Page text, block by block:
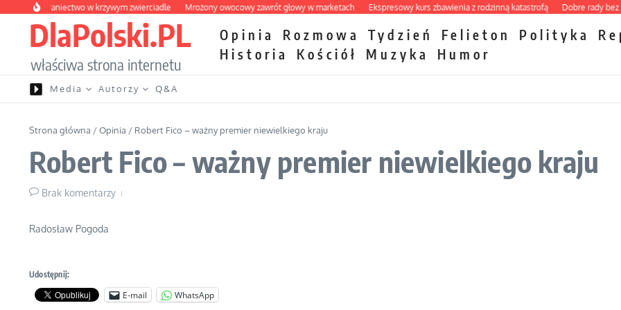
Przejdź do treści
wybraniectwo w krzywym zwierciadle Mrożony owocowy zawrót głowy w marketach Ekspresowy kurs zbawienia z rodzinną katastrofą Dobre rady bez
DlaPolski.PL
właściwa strona internetu
Opinia Rozmowa Tydzień Felieton Polityka
Historia
Kościół Muzyka Humor
Media Autorzy Q&A
Strona główna /Opinia / Robert Fico – ważny premier niewielkiego kraju
Robert Fico – ważny premier niewielkiego kraju
Brak komentarzy
Radosław Pogoda
Udostępnij:
E-mail WhatsApp